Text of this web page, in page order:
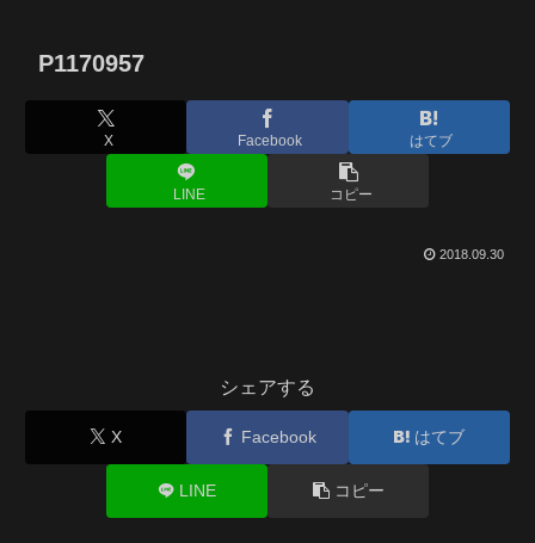
P1170957
X Facebook はてブ
LINE コピー
2018.09.30
シェアする
X Facebook はてブ
LINE コピー